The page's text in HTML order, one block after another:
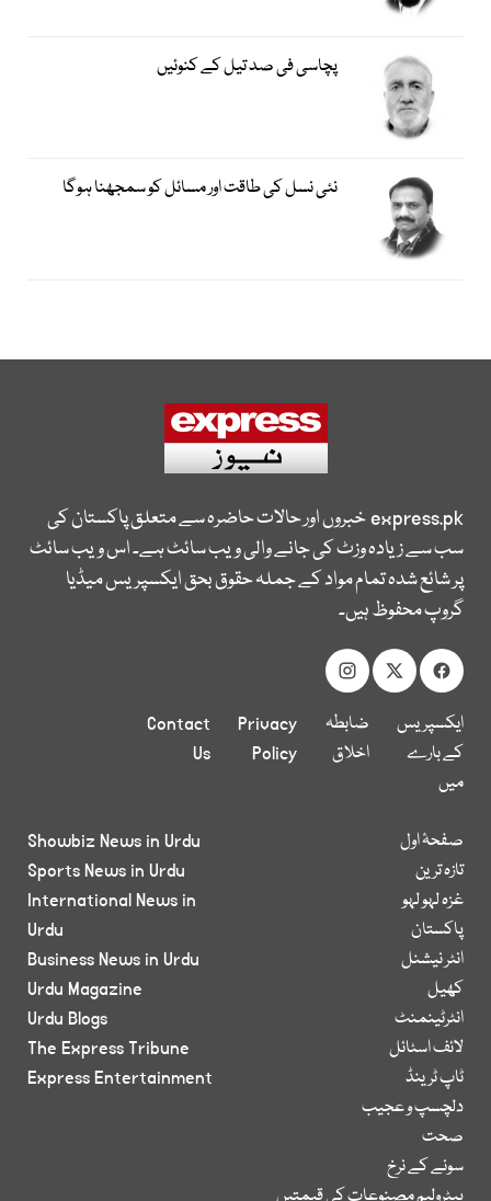
پچاسی فی صد تیل کے کنوئیں
نئی نسل کی طاقت اور مسائل کو سمجھنا ہوگا
express.pkخبروں اور حالات حاضرہ سے متعلق پاکستان کی
سب سے زیادہ وزٹ کی جانے والی ویب سائٹ ہے۔ اس ویب سائٹ
پر شائع شدہ تمام مواد کے جملہ حقوق بحق ایکسپریس میڈیا
گروپ محفوظ ہیں۔
ایکسپریس
کے بارے
میں
ضابطہ
اخلاق
Privacy
Policy
Contact
Us
صفحۂ اول
تازہ ترین
غزہ لہو لہو
پاکستان
انٹر نیشنل
کھیل
انٹرٹینمنٹ
لائف اسٹائل
ٹاپ ٹرینڈ
دلچسپ و عجیب
صحت
سونے کے نرخ
Showbiz News in Urdu
Sports News in Urdu
International News in
Urdu
Business News in Urdu
Urdu Magazine
Urdu Blogs
The Express Tribune
Express Entertainment